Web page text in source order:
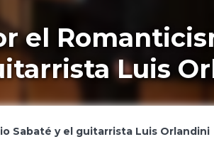
el
Luis
Sabaté y el guitarrista Luis Orlandini